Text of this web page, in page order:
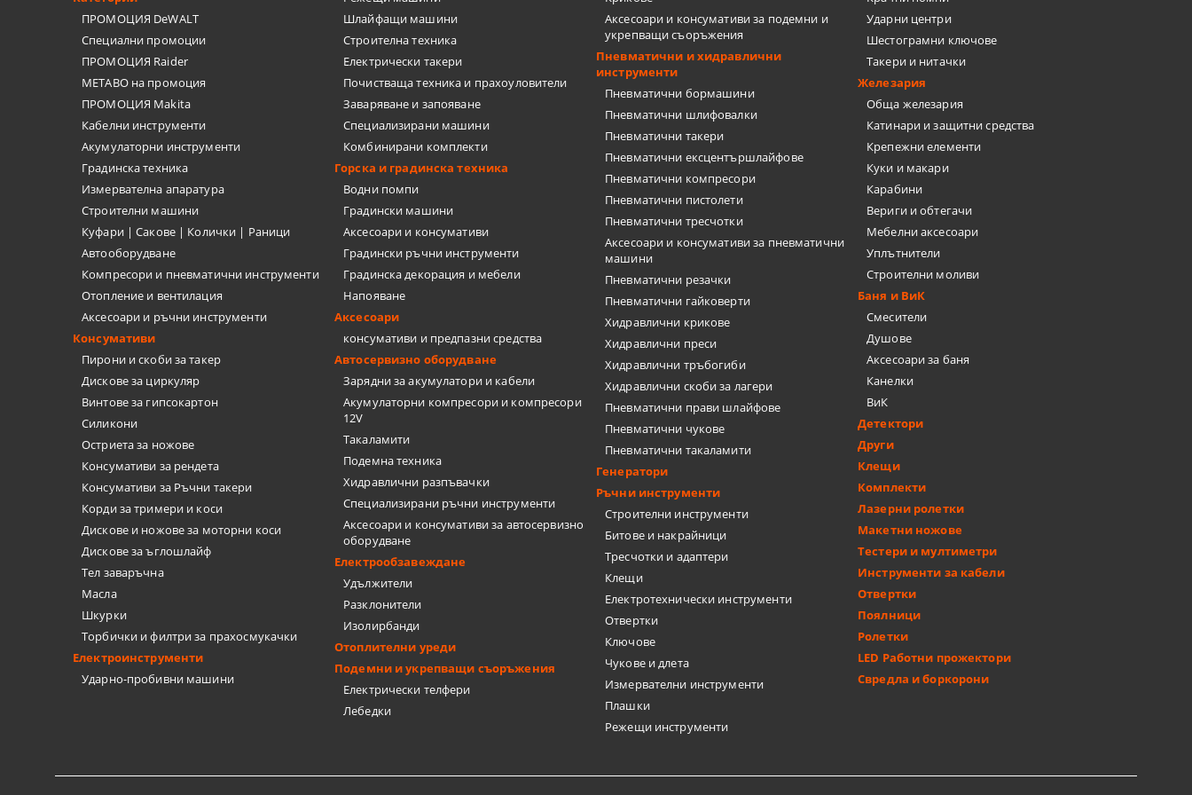
ШПАКЛИ
ОЧИЛА, МИШЕНИ ЗА ЛАЗЕР
РЪЧНИ ПОМПИ ЗА ТЕЧНОСТИ
ШУБЛЕР, ЪГЛОМЕР, ПРАВ ЪГЪЛ
ПИСТОЛЕТИ ЗА СИЛИКОН
ШАБЛОНИ
АКСЕСОАРИ ЗА ВОДОСТРУЙКИ
БОРКОРОНИ, ФРЕЗИ, ЩАНЦИ, ЗЕНКЕРИ
ТЕЛЕНИ ЧЕТКИ
НИТАЧКИ
МЕНГЕМЕТА
ПАТРОННИЦИ
ДРУГИ
БРАДВИ
КАТИНАРИ
МАШИНИ ЗА ПЛОЧКИ
ПРОМОЦИЯ DeWALT
Специални промоции
ПРОМОЦИЯ Raider
METABO на промоция
ПРОМОЦИЯ Makita
Кабелни инструменти
Акумулаторни инструменти
Градинска техника
Измервателна апаратура
Строителни машини
Куфари | Сакове | Колички | Раници
Автооборудване
Компресори и пневматични инструменти
Отопление и вентилация
Аксесоари и ръчни инструменти
Консумативи
Пирони и скоби за такер
Дискове за циркуляр
Винтове за гипсокартон
Силикони
Остриета за ножове
Консумативи за рендета
Консумативи за Ръчни такери
Корди за тримери и коси
Дискове и ножове за моторни коси
Дискове за ъглошлайф
Тел заваръчна
Масла
Шкурки
Торбички и филтри за прахосмукачки
Електроинструменти
Ударно-пробивни машини
Шлайфащи машини
Строителна техника
Електрически такери
Почистваща техника и прахоуловители
Заваряване и запояване
Специализирани машини
Комбинирани комплекти
Горска и градинска техника
Водни помпи
Градински машини
Аксесоари и консумативи
Градински ръчни инструменти
Градинска декорация и мебели
Напояване
Аксесоари
консумативи и предпазни средства
Автосервизно оборудване
Зарядни за акумулатори и кабели
Акумулаторни компресори и компресори
12V
Такаламити
Подемна техника
Хидравлични разпъвачки
Специализирани ръчни инструменти
Аксесоари и консумативи за автосервизно
оборудване
Електрообзавеждане
Удължители
Разклонители
Изолирбанди
Отоплителни уреди
Подемни и укрепващи съоръжения
Електрически телфери
Лебедки
Аксесоари и консумативи за подемни и
укрепващи съоръжения
Пневматични и хидравлични
инструменти
Пневматични бормашини
Пневматични шлифовалки
Пневматични такери
Пневматични ексцентършлайфове
Пневматични компресори
Пневматични пистолети
Пневматични тресчотки
Аксесоари и консумативи за пневматични
машини
Пневматични резачки
Пневматични гайковерти
Хидравлични крикове
Хидравлични преси
Хидравлични тръбогиби
Хидравлични скоби за лагери
Пневматични прави шлайфове
Пневматични чукове
Пневматични такаламити
Генератори
Ръчни инструменти
Строителни инструменти
Битове и накрайници
Тресчотки и адаптери
Клещи
Електротехнически инструменти
Отвертки
Ключове
Чукове и длета
Измервателни инструменти
Плашки
Режещи инструменти
Ударни центри
Шестограмни ключове
Такери и нитачки
Железария
Обща железария
Катинари и защитни средства
Крепежни елементи
Куки и макари
Карабини
Вериги и обтегачи
Мебелни аксесоари
Уплътнители
Строителни моливи
Баня и ВиК
Смесители
Душове
Аксесоари за баня
Канелки
ВиК
Детектори
Други
Клещи
Комплекти
Лазерни ролетки
Макетни ножове
Тестери и мултиметри
Инструменти за кабели
Отвертки
Поялници
Ролетки
LED Работни прожектори
Свредла и боркорони